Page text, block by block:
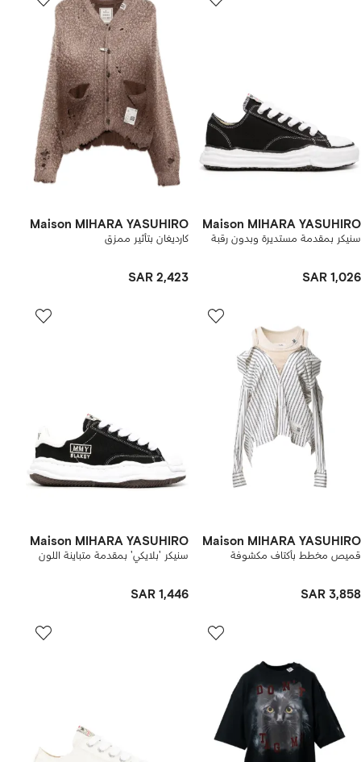
Maison MIHARA YASUHIRO
سنيكر بمقدمة مستديرة وبدون رقبة
SAR 1,026
Maison MIHARA YASUHIRO
كارديغان بتأثير ممزق
SAR 2,423
Maison MIHARA YASUHIRO
قميص مخطط بأكتاف مكشوفة
SAR 3,858
Maison MIHARA YASUHIRO
سنيكر 'بلايكي' بمقدمة متباينة اللون
SAR 1,446